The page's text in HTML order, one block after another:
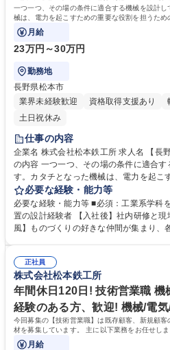
一つ一つ、その場の条件に適合する機械を設計
械は、電力を起こすための重要な役割を担うため
実感できる仕事です。
月給
23万円～30万円
勤務地
長野県松本市
業界未経験歓迎
資格取得支援あり
土日祝休み
仕事の内容
企業名 株式会社松本鉄工所 求人名 【長野】水力発電設備の機械設計 仕事
の内容 一つ一つ、その場の条件に適合
す。カタチとなった機械は、電力を起こ
設備であり、自分の取り組んだ仕事が実感できる
ック事業部の設計技術者として下記業務
力発電所の水路設備（水門・巻上機・除
など）の設計業務 ※建物の改変を伴う業
必要な経験・能力等
必要な経験・能力等 ■必須：工業系学科
置の設計経験者 【入社後】社内研修と現場OJTによる研修を実施 【社
風】ものづくりの好きな仲間が集まり、
正社員
株式会社松本鉄工所
年間休日120日! 技術営業職 機
経験のある方、歓迎! 機械/電
今回募集の【技術営業職】は既存顧客、新規顧
材を募集しています。 主に以下業務をお任せしま
月給